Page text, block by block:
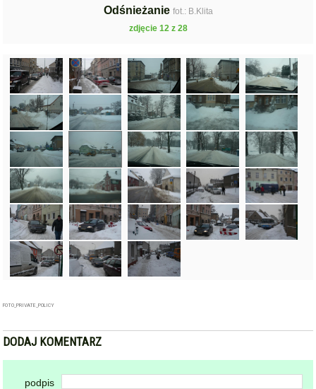
Odśnieżanie fot.: B.Klita
zdjęcie 12 z 28
FOTO_PRIVATE_POLICY
DODAJ KOMENTARZ
podpis